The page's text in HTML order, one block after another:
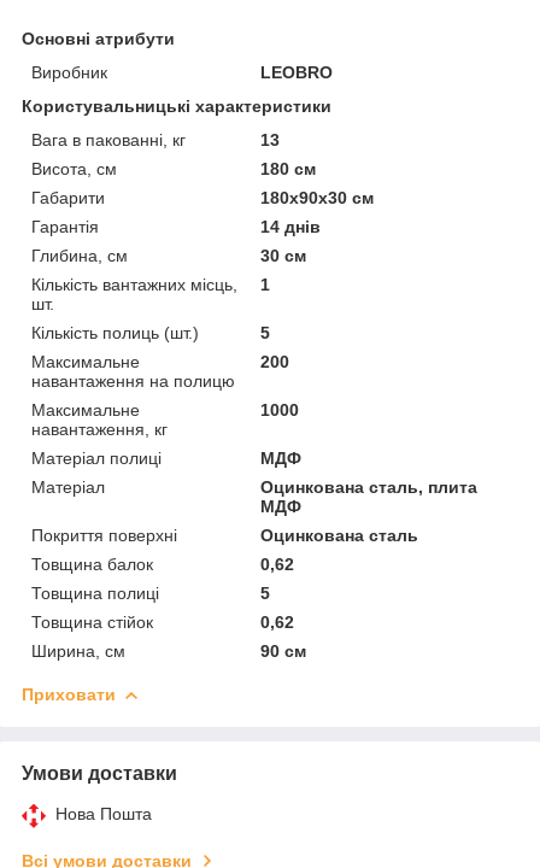
Основні атрибути
Виробник
LEOBRO
Користувальницькі характеристики
Вага в пакованні, кг
13
Висота, см
180 см
Габарити
180х90х30 см
Гарантія
14 днів
Глибина, см
30 см
Кількість вантажних місць,
шт.
1
Кількість полиць (шт.)
5
Максимальне
навантаження на полицю
200
Максимальне
навантаження, кг
1000
Матеріал полиці
МДФ
Матеріал
Оцинкована сталь, плита
МДФ
Покриття поверхні
Оцинкована сталь
Товщина балок
0,62
Товщина полиці
5
Товщина стійок
0,62
Ширина, см
90 см
Приховати
Умови доставки
Нова Пошта
Всі умови доставки